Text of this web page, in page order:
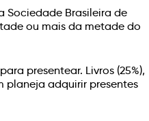
Sociedade Brasileira de
ou mais da metade do
presentear. Livros (25%),
planeja adquirir presentes